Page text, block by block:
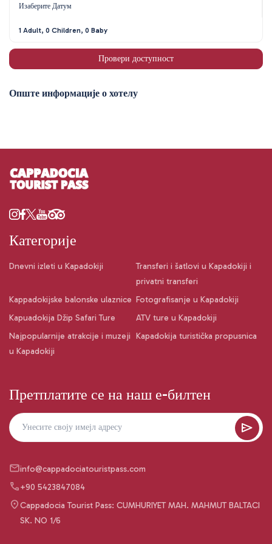
Изаберите Датум
1 Adult, 0 Children, 0 Baby
Провери доступност
Опште информације о хотелу
Категорије
Dnevni izleti u Kapadokiji
Transferi i šatlovi u Kapadokiji i
privatni transferi
Kappadokijske balonske ulaznice Fotografisanje u Kapadokiji
Kapuadokija Džip Safari Ture
ATV ture u Kapadokiji
Najpopularnije atrakcije i muzeji
u Kapadokiji
Kapadokija turistička propusnica
Претплатите се на наш е-билтен
info@cappadociatouristpass.com
+90 5423847084
Cappadocia Tourist Pass: CUMHURIYET MAH. MAHMUT BALTACI
SK. NO 1/6